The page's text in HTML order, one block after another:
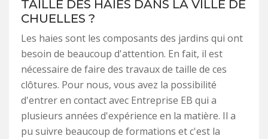
TAILLE DES HAIES DANS LA VILLE DE
CHUELLES ?
Les haies sont les composants des jardins qui ont
besoin de beaucoup d'attention. En fait, il est
nécessaire de faire des travaux de taille de ces
clôtures. Pour nous, vous avez la possibilité
d'entrer en contact avec Entreprise EB qui a
plusieurs années d'expérience en la matière. Il a
pu suivre beaucoup de formations et c'est la